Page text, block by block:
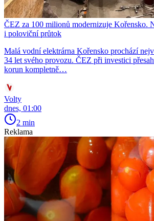
ČEZ za 100 milionů modernizuje Kořensko.
i poloviční průtok
Malá vodní elektrárna Kořensko prochází
34 let svého provozu. ČEZ při investici
korun kompletně…
Volty
dnes, 01:00
2 min
Reklama